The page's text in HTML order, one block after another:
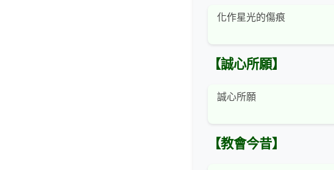
化作星光的傷痕
【誠心所願】
誠心所願
【教會今昔】